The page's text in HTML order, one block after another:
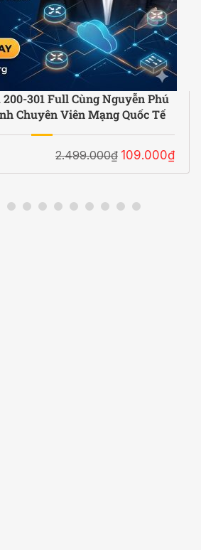
200-301 Full Cùng Nguyễn Phú
Chuyên Viên Mạng Quốc Tế
2.499.000₫ 109.000₫